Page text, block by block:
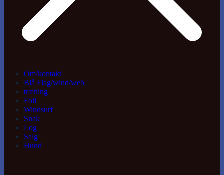
Om/kontakt
Blå Flag/wind/web
træning
Foil
Windsurf
Snak
Log
Salg
Hund